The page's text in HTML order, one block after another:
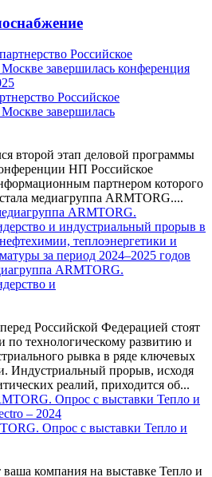
Российское
завершилась
второй этап деловой программы
НП Российское
партнером которого
медиагруппа ARMTORG....
ARMTORG.
и
Российской Федерацией стоят
по технологическому развитию и
рывка в ряде ключевых
Индустриальный прорыв, исходя
реалий, приходится об...
Опрос с выставки Тепло и
компания на выставке Тепло и